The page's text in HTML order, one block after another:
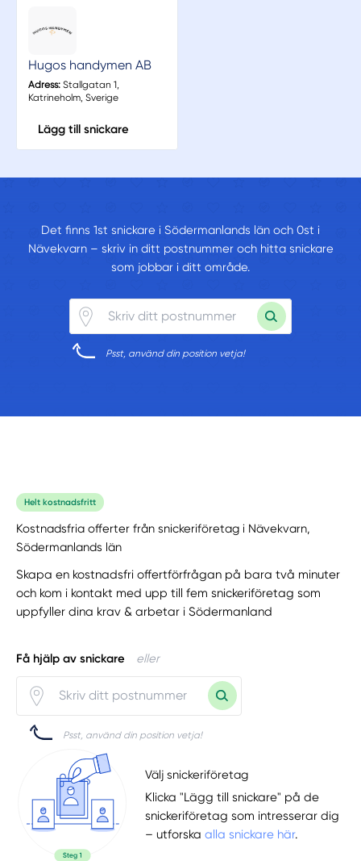
Hugos handymen AB
Adress:Stallgatan 1,
Katrineholm, Sverige
Lägg till snickare
Det finns 1st snickare i Södermanlands län och 0st i
Nävekvarn – skriv in ditt postnummer och hitta snickare
som jobbar i ditt område.
Psst, använd din position vetja!
Helt kostnadsfritt
Kostnadsfria offerter från snickeriföretag i Nävekvarn,
Södermanlands län
Skapa en kostnadsfri offertförfrågan på bara två minuter
och kom i kontakt med upp till fem snickeriföretag som
uppfyller dina krav & arbetar i Södermanland
Få hjälp av snickare eller
Psst, använd din position vetja!
Välj snickeriföretag
Klicka "Lägg till snickare" på de
snickeriföretag som intresserar dig
– utforskaalla snickare här.